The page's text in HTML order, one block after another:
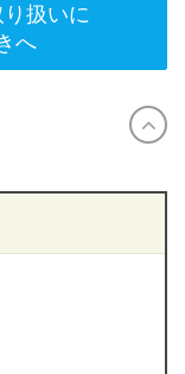
扱いに
へ